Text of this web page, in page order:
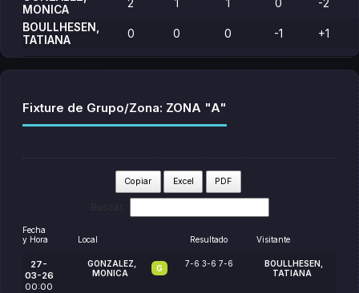
MONICA
2 1 1 0
-2
BOULLHESEN,
TATIANA
0 0 0 -1 +1
Fixture de Grupo/Zona: ZONA "A"
Copiar Excel PDF
Fecha
y Hora
Local Resultado Visitante
27-
03-26
00:00
GONZALEZ,
MONICA
G 7-6 3-6 7-6
BOULLHESEN,
TATIANA